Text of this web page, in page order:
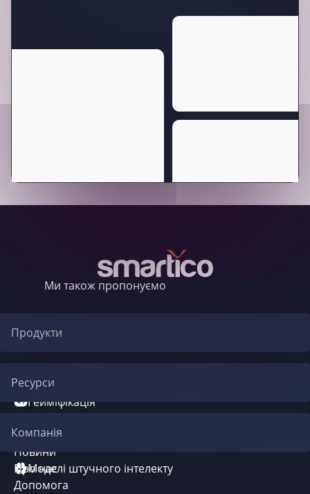
Ми також пропонуємо
Продукти
Гейміфікація
Система бонусів
Моделі штучного інтелекту
Ресурси
Новини
Допомога
Компанія
Про нас